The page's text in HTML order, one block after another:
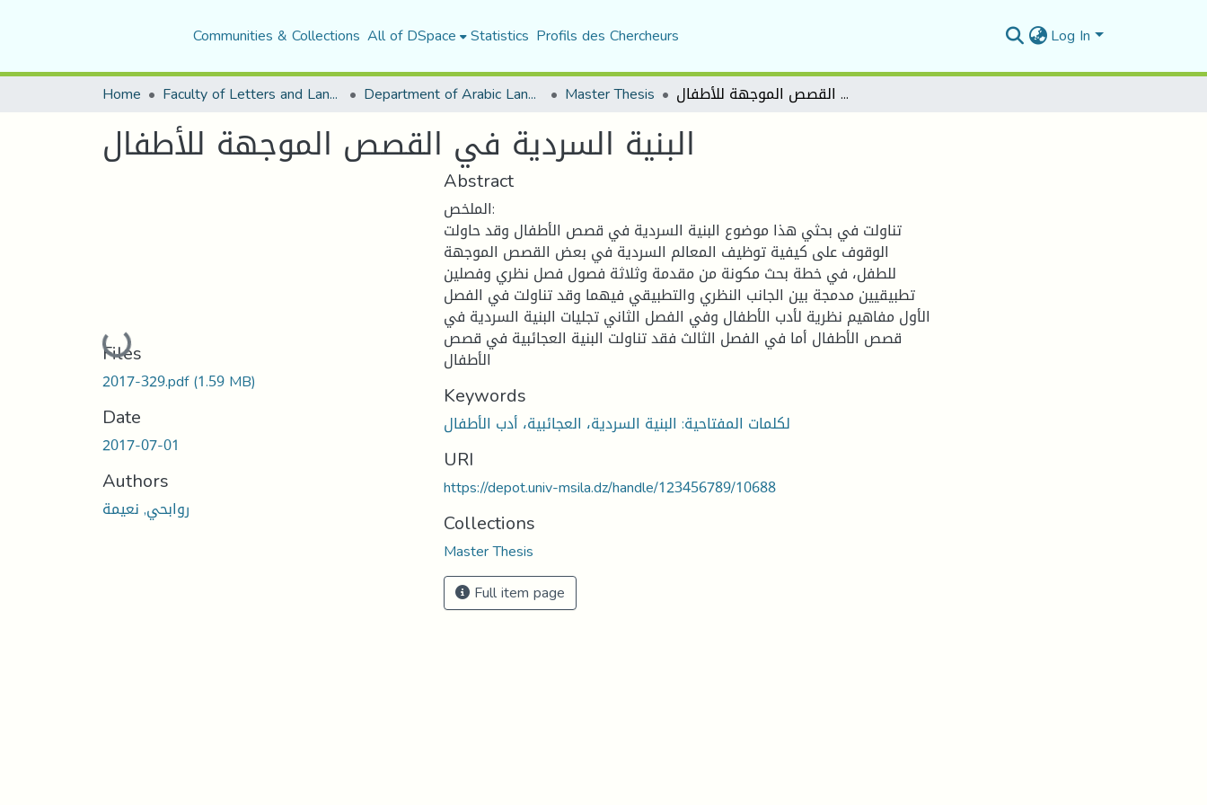
Communities & Collections All of DSpace Statistics Profils des Chercheurs Log In
Home Faculty of Letters and Languages Department of Arabic Language and Literature Master Thesis البنية السردية في القصص الموجهة للأطفال
البنية السردية في القصص الموجهة للأطفال
Loading...
Files
2017-329.pdf(1.59 MB)
Date
2017-07-01
Authors
روابحي, نعيمة
Abstract
الملخص:
تناولت في بحثي هذا موضوع البنية السردية في قصص الأطفال وقد حاولت
الوقوف على كيفية توظيف المعالم السردية في بعض القصص الموجهة
للطفل، في خطة بحث مكونة من مقدمة وثلاثة فصول فصل نظري وفصلين
تطبيقيين مدمجة بين الجانب النظري والتطبيقي فيهما وقد تناولت في الفصل
الأول مفاهيم نظرية لأدب الأطفال وفي الفصل الثاني تجليات البنية السردية في
قصص الأطفال أما في الفصل الثالث فقد تناولت البنية العجائبية في قصص
الأطفال
Keywords
لكلمات المفتاحية: البنية السردية، العجائبية، أدب الأطفال
URI
https://depot.univ-msila.dz/handle/123456789/10688
Collections
Master Thesis
Full item page